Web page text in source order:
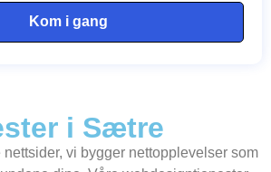
Kom i gang
i Sætre
vi bygger nettopplevelser som